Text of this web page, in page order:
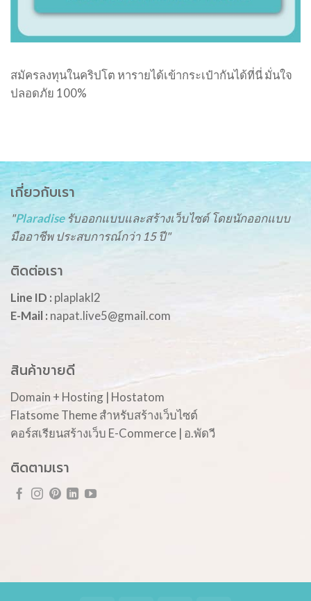
สมัครลงทุนในคริปโต หารายได้เข้ากระเป๋ากันได้ที่นี่ มั่นใจ
ปลอดภัย 100%
เกี่ยวกับเรา
"Plaradiseรับออกแบบและสร้างเว็บไซต์ โดยนักออกแบบ
มืออาชีพ ประสบการณ์กว่า 15 ปี"
ติดต่อเรา
Line ID : plaplakl2
E-Mail : napat.live5@gmail.com
สินค้าขายดี
Domain + Hosting | Hostatom
Flatsome Theme สำหรับสร้างเว็บไซต์
คอร์สเรียนสร้างเว็บ E-Commerce | อ.พัดวี
ติดตามเรา